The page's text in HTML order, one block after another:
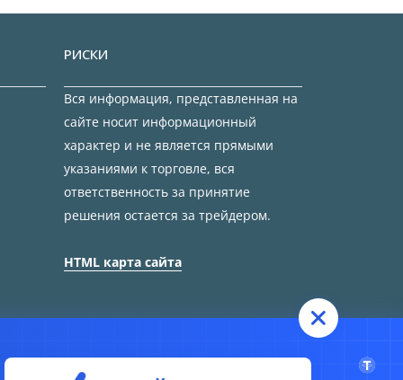
РИСКИ
Вся информация, представленная на
сайте носит информационный
характер и не является прямыми
указаниями к торговле, вся
ответственность за принятие
решения остается за трейдером.
HTML карта сайта